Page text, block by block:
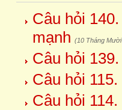
Câu hỏi
mạnh (10 Tháng
Câu hỏi
Câu hỏi
Câu hỏi